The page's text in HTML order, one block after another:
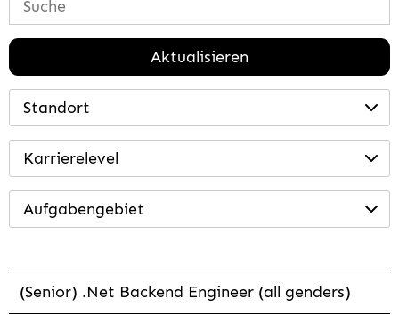
Aktualisieren
Standort
Karrierelevel
Aufgabengebiet
(Senior) .Net Backend Engineer (all genders)